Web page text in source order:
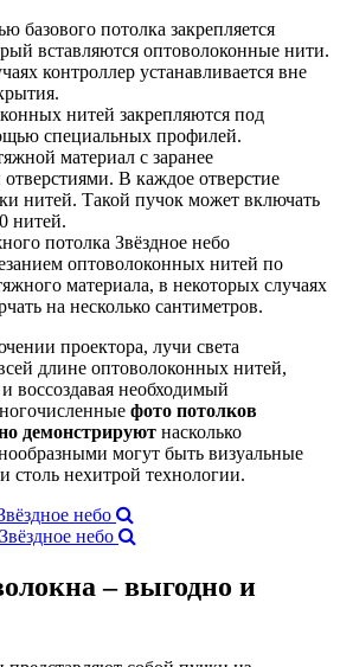
базового потолка закрепляется
вставляются оптоволоконные нити.
контроллер устанавливается вне
нитей закрепляются под
специальных профилей.
материал с заранее
В каждое отверстие
нитей. Такой пучок может включать
нитей.
потолка Звёздное небо
оптоволоконных нитей по
материала, в некоторых случаях
на несколько сантиметров.
проектора, лучи света
длине оптоволоконных нитей,
воссоздавая необходимый
фото потолков
демонстрируют насколько
могут быть визуальные
столь нехитрой технологии.
– выгодно и